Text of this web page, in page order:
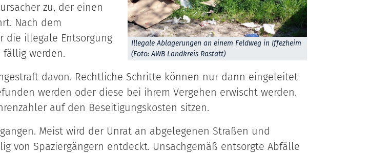
Illegale Ablagerungen an einem Feldweg in Iffezheim
(Foto: AWB Landkreis Rastatt)
zu, der einen
Nach dem
die illegale Entsorgung
werden.
davon. Rechtliche Schritte können nur dann eingeleitet
werden oder diese bei ihrem Vergehen erwischt werden.
auf den Beseitigungskosten sitzen.
Meist wird der Unrat an abgelegenen Straßen und
von Spaziergängern entdeckt. Unsachgemäß entsorgte Abfälle